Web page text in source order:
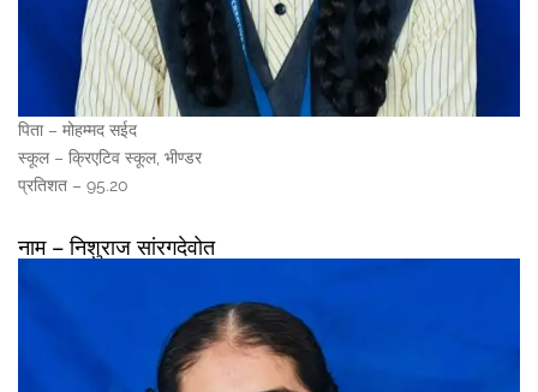
पिता – मोहम्मद सईद
स्कूल – क्रिएटिव स्कूल, भीण्डर
प्रतिशत – 95.20
नाम – निशुराज सांरगदेवोत